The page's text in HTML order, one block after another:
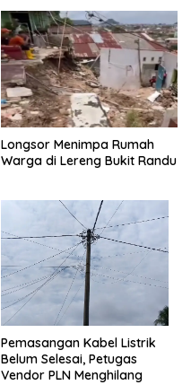
Longsor Menimpa Rumah
Warga di Lereng Bukit Randu
Pemasangan Kabel Listrik
Belum Selesai, Petugas
Vendor PLN Menghilang